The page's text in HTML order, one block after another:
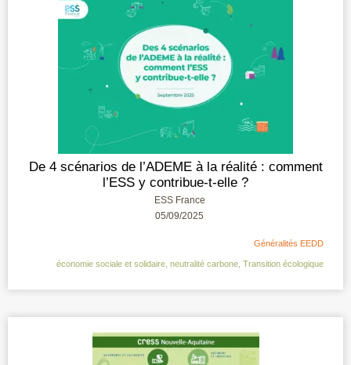
De 4 scénarios de l’ADEME à la réalité : comment
l’ESS y contribue-t-elle ?
ESS France
05/09/2025
Généralités EEDD
économie sociale et solidaire neutralité carbone Transition écologique